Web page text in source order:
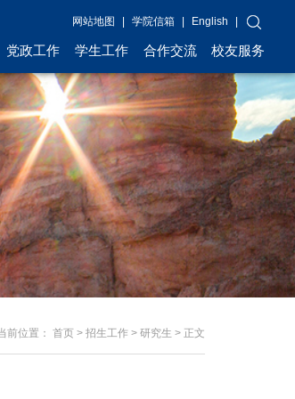
网站地图 学院信箱 English
党政工作 学生工作 合作交流 校友服务
前位置：首页 >招生工作 >研究生 > 正文